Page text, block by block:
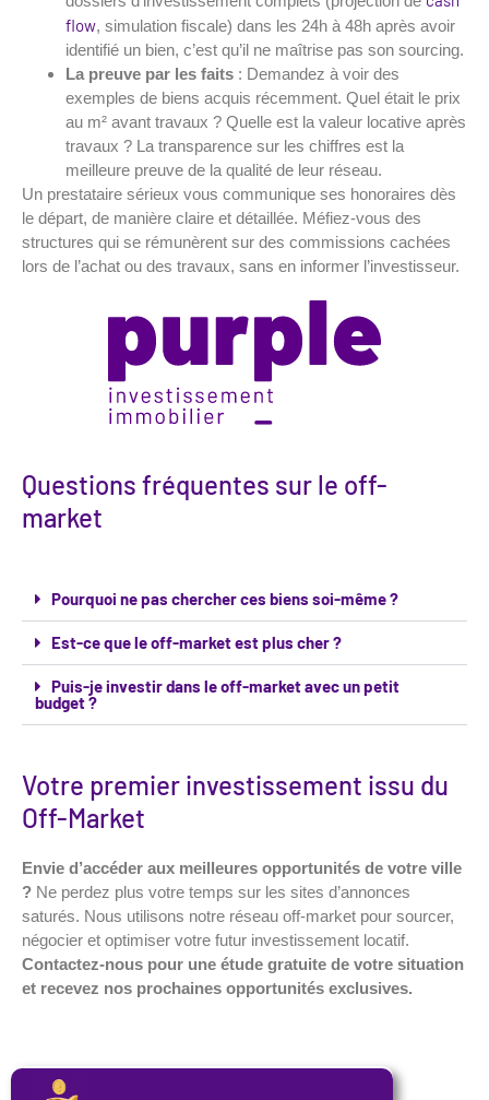
flow, simulation fiscale) dans les 24h à 48h après avoir
identifié un bien, c’est qu’il ne maîtrise pas son sourcing.
La preuve par les faits : Demandez à voir des
exemples de biens acquis récemment. Quel était le prix
au m² avant travaux ? Quelle est la valeur locative après
travaux ? La transparence sur les chiffres est la
meilleure preuve de la qualité de leur réseau.
Un prestataire sérieux vous communique ses honoraires dès
le départ, de manière claire et détaillée. Méfiez-vous des
structures qui se rémunèrent sur des commissions cachées
lors de l’achat ou des travaux, sans en informer l’investisseur.
Questions fréquentes sur le off-
market
Pourquoi ne pas chercher ces biens soi-même ?
Est-ce que le off-market est plus cher ?
Puis-je investir dans le off-market avec un petit
budget ?
Votre premier investissement issu du
Off-Market
Envie d’accéder aux meilleures opportunités de votre ville
? Ne perdez plus votre temps sur les sites d’annonces
saturés. Nous utilisons notre réseau off-market pour sourcer,
négocier et optimiser votre futur investissement locatif.
Contactez-nous pour une étude gratuite de votre situation
et recevez nos prochaines opportunités exclusives.